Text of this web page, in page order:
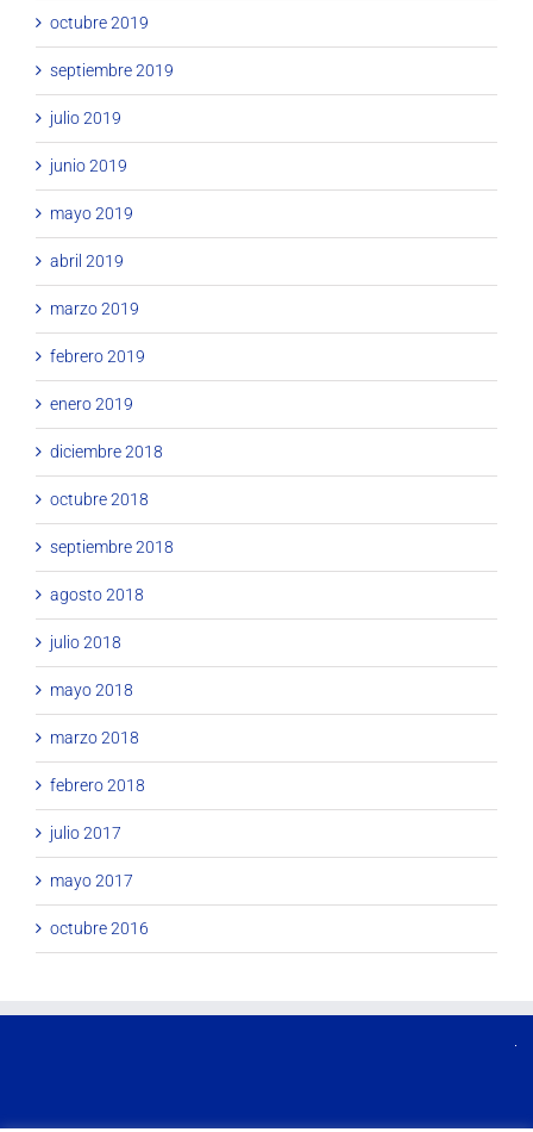
octubre 2019
septiembre 2019
julio 2019
junio 2019
mayo 2019
abril 2019
marzo 2019
febrero 2019
enero 2019
diciembre 2018
octubre 2018
septiembre 2018
agosto 2018
julio 2018
mayo 2018
marzo 2018
febrero 2018
julio 2017
mayo 2017
octubre 2016